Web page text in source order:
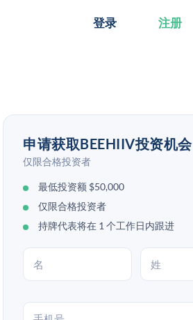
登录 注册
申请获取BEEHIIV投资机会
仅限合格投资者
最低投资额 $50,000
仅限合格投资者
持牌代表将在 1 个工作日内跟进